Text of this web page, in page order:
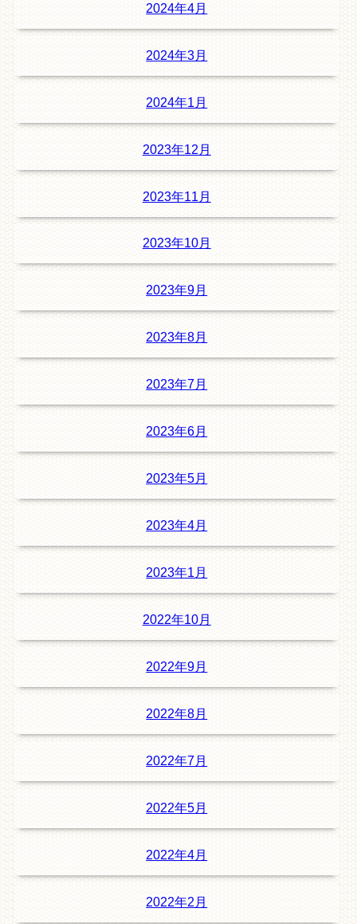
2024年4月
2024年3月
2024年1月
2023年12月
2023年11月
2023年10月
2023年9月
2023年8月
2023年7月
2023年6月
2023年5月
2023年4月
2023年1月
2022年10月
2022年9月
2022年8月
2022年7月
2022年5月
2022年4月
2022年2月